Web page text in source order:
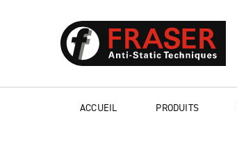
ACCUEIL PRODUITS